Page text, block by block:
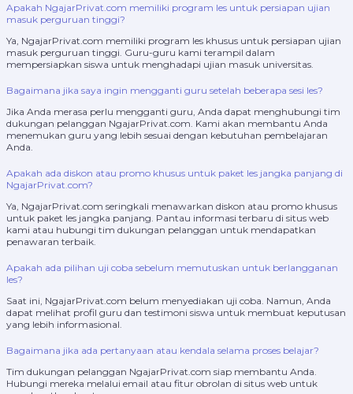
Apakah NgajarPrivat.com memiliki program les untuk persiapan ujian
masuk perguruan tinggi?
Ya, NgajarPrivat.com memiliki program les khusus untuk persiapan ujian
masuk perguruan tinggi. Guru-guru kami terampil dalam
mempersiapkan siswa untuk menghadapi ujian masuk universitas.
Bagaimana jika saya ingin mengganti guru setelah beberapa sesi les?
Jika Anda merasa perlu mengganti guru, Anda dapat menghubungi tim
dukungan pelanggan NgajarPrivat.com. Kami akan membantu Anda
menemukan guru yang lebih sesuai dengan kebutuhan pembelajaran
Anda.
Apakah ada diskon atau promo khusus untuk paket les jangka panjang di
NgajarPrivat.com?
Ya, NgajarPrivat.com seringkali menawarkan diskon atau promo khusus
untuk paket les jangka panjang. Pantau informasi terbaru di situs web
kami atau hubungi tim dukungan pelanggan untuk mendapatkan
penawaran terbaik.
Apakah ada pilihan uji coba sebelum memutuskan untuk berlangganan
les?
Saat ini, NgajarPrivat.com belum menyediakan uji coba. Namun, Anda
dapat melihat profil guru dan testimoni siswa untuk membuat keputusan
yang lebih informasional.
Bagaimana jika ada pertanyaan atau kendala selama proses belajar?
Tim dukungan pelanggan NgajarPrivat.com siap membantu Anda.
Hubungi mereka melalui email atau fitur obrolan di situs web untuk